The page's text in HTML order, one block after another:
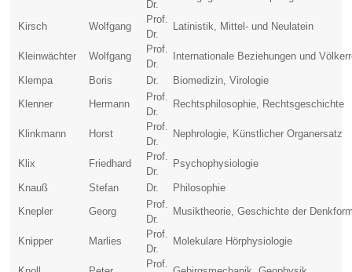
Dr.
Kirsch Wolfgang
Prof.
Dr.
Latinistik, Mittel- und Neulatein
Kleinwächter Wolfgang
Prof.
Dr.
Internationale Beziehungen und
Klempa Boris Dr.
Biomedizin, Virologie
Klenner
Hermann
Prof.
Dr.
Rechtsphilosophie, Rechtsgeschichte
Klinkmann Horst
Prof.
Dr.
Nephrologie, Künstlicher Organersatz
Klix Friedhard
Prof.
Dr.
Psychophysiologie
Knauß Stefan Dr.
Philosophie
Knepler
Georg
Prof.
Dr.
Musiktheorie, Geschichte der
Knipper Marlies
Prof.
Dr.
Molekulare Hörphysiologie
Prof.